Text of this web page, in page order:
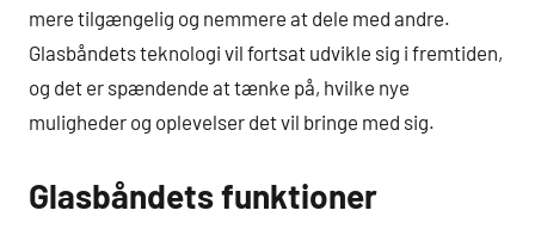
mere tilgængelig og nemmere at dele med andre.
Glasbåndets teknologi vil fortsat udvikle sig i fremtiden,
og det er spændende at tænke på, hvilke nye
muligheder og oplevelser det vil bringe med sig.
Glasbåndets funktioner